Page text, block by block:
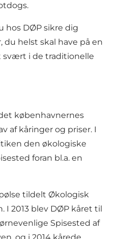
hos DØP sikre dig
du helst skal have på en
svært i de traditionelle
københavnernes
af kåringer og priser. I
den økologiske
foran bl.a. en
tildelt Økologisk
I 2013 blev DØP kåret til
Spisested af